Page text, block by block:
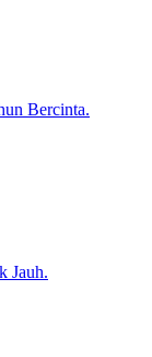
Bercinta.
Jauh.